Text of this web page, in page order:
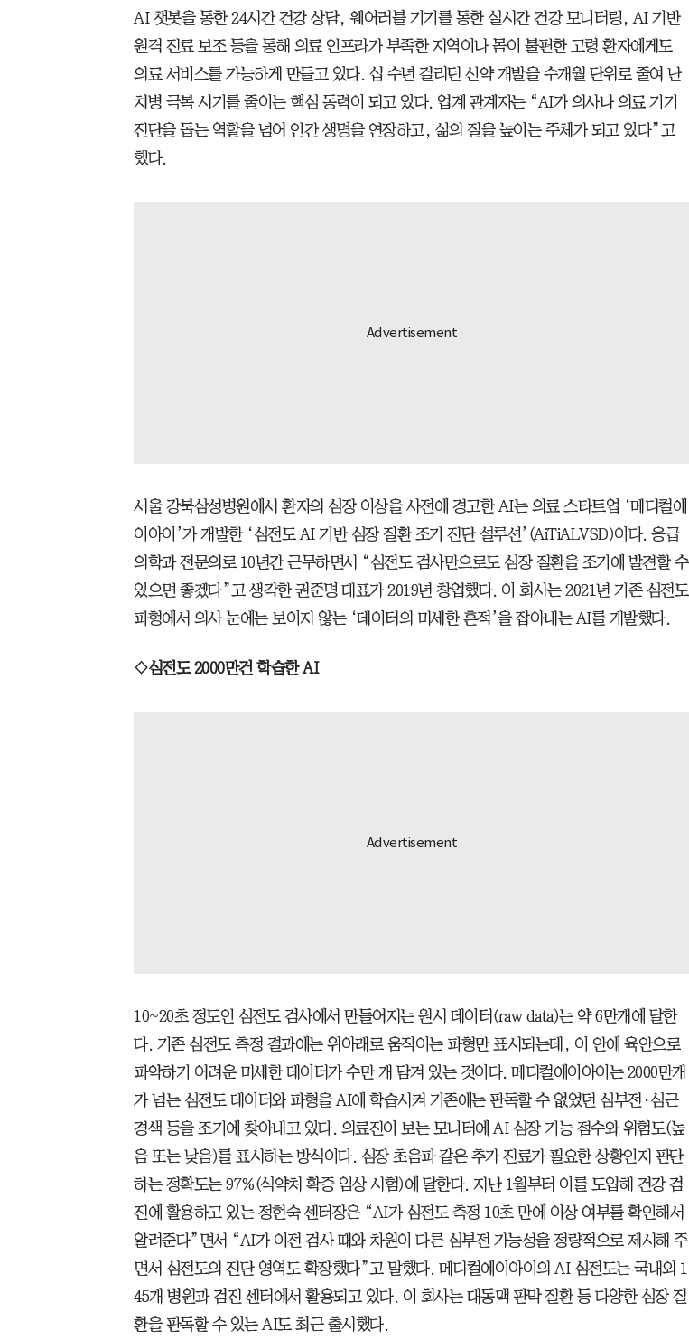
AI 챗봇을 통한 24시간 건강 상담, 웨어러블 기기를 통한 실시간 건강 모니터링, AI 기반
원격 진료 보조 등을 통해 의료 인프라가 부족한 지역이나 몸이 불편한 고령 환자에게도
의료 서비스를 가능하게 만들고 있다. 십 수년 걸리던 신약 개발을 수개월 단위로 줄여 난
치병 극복 시기를 줄이는 핵심 동력이 되고 있다. 업계 관계자는 “AI가 의사나 의료 기기
진단을 돕는 역할을 넘어 인간 생명을 연장하고, 삶의 질을 높이는 주체가 되고 있다”고
했다.
서울 강북삼성병원에서 환자의 심장 이상을 사전에 경고한 AI는 의료 스타트업 ‘메디컬에
이아이’가 개발한 ‘심전도 AI 기반 심장 질환 조기 진단 설루션’(AiTiALVSD)이다. 응급
의학과 전문의로 10년간 근무하면서 “심전도 검사만으로도 심장 질환을 조기에 발견할 수
있으면 좋겠다”고 생각한 권준명 대표가 2019년 창업했다. 이 회사는 2021년 기존 심전도
파형에서 의사 눈에는 보이지 않는 ‘데이터의 미세한 흔적’을 잡아내는 AI를 개발했다.
◇심전도 2000만건 학습한 AI
10~20초 정도인 심전도 검사에서 만들어지는 원시 데이터(raw data)는 약 6만개에 달한
다. 기존 심전도 측정 결과에는 위아래로 움직이는 파형만 표시되는데, 이 안에 육안으로
파악하기 어려운 미세한 데이터가 수만 개 담겨 있는 것이다. 메디컬에이아이는 2000만개
가 넘는 심전도 데이터와 파형을 AI에 학습시켜 기존에는 판독할 수 없었던 심부전·심근
경색 등을 조기에 찾아내고 있다. 의료진이 보는 모니터에 AI 심장 기능 점수와 위험도(높
음 또는 낮음)를 표시하는 방식이다. 심장 초음파 같은 추가 진료가 필요한 상황인지 판단
하는 정확도는 97%(식약처 확증 임상 시험)에 달한다. 지난 1월부터 이를 도입해 건강 검
진에 활용하고 있는 정현숙 센터장은 “AI가 심전도 측정 10초 만에 이상 여부를 확인해서
알려준다”면서 “AI가 이전 검사 때와 차원이 다른 심부전 가능성을 정량적으로 제시해 주
면서 심전도의 진단 영역도 확장했다”고 말했다. 메디컬에이아이의 AI 심전도는 국내외 1
45개 병원과 검진 센터에서 활용되고 있다. 이 회사는 대동맥 판막 질환 등 다양한 심장 질
환을 판독할 수 있는 AI도 최근 출시했다.